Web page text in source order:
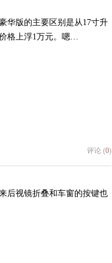
华版的主要区别是从17寸升
格上浮1万元。嗯…
评论 (0)
后视镜折叠和车窗的按键也